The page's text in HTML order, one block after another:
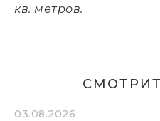
кв. метров.
03.08.2026